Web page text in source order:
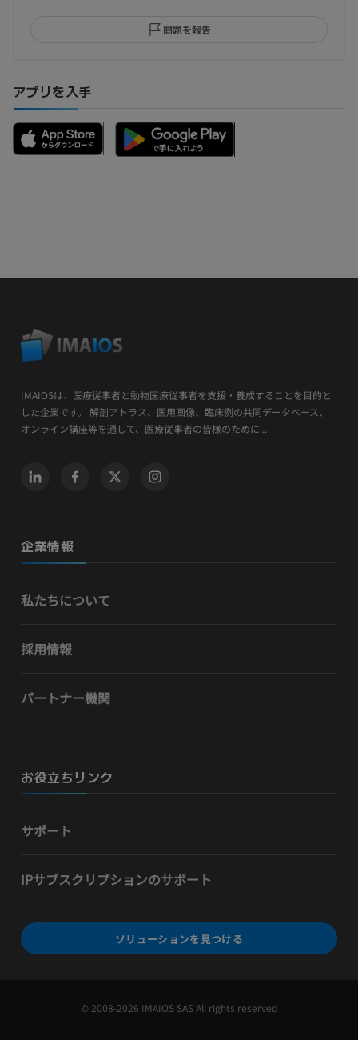
問題を報告
アプリを入手
IMAIOSは、医療従事者と動物医療従事者を支援・養成することを目的と
した企業です。 解剖アトラス、医用画像、臨床例の共同データベース、
オンライン講座等を通して、医療従事者の皆様のために...
企業情報
私たちについて
採用情報
パートナー機関
お役立ちリンク
サポート
IPサブスクリプションのサポート
ソリューションを見つける
© 2008-2026 IMAIOS SAS All rights reserved